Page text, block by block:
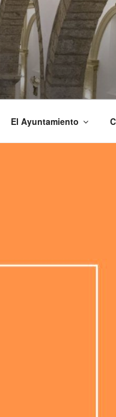
El Ayuntamiento